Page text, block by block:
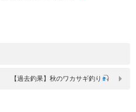
【過去釣果】秋のワカサギ釣り